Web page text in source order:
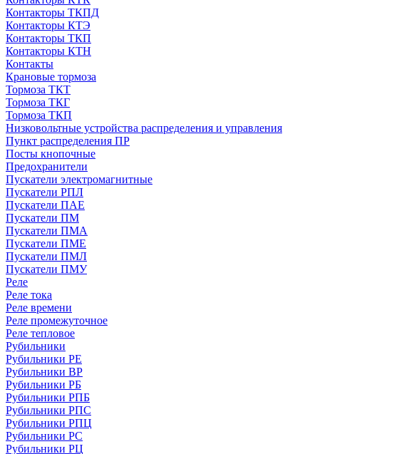
Контакторы ТКПД
Контакторы КТЭ
Контакторы ТКП
Контакторы КТН
Контакты
Крановые тормоза
Тормоза ТКТ
Тормоза ТКГ
Тормоза ТКП
Низковольтные устройства распределения и управления
Пункт распределения ПР
Посты кнопочные
Предохранители
Пускатели электромагнитные
Пускатели РПЛ
Пускатели ПАЕ
Пускатели ПМ
Пускатели ПМА
Пускатели ПМЕ
Пускатели ПМЛ
Пускатели ПМУ
Реле
Реле тока
Реле времени
Реле промежуточное
Реле тепловое
Рубильники
Рубильники РЕ
Рубильники ВР
Рубильники РБ
Рубильники РПБ
Рубильники РПС
Рубильники РПЦ
Рубильники РС
Рубильники РЦ